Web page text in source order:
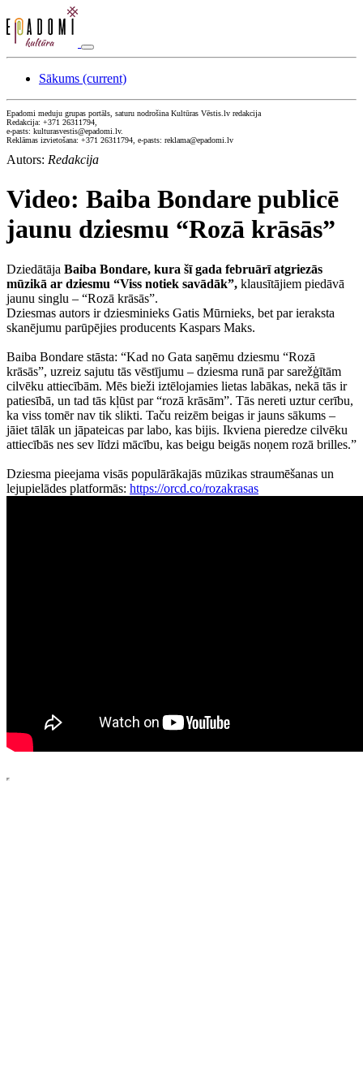
Sākums (current)
Epadomi meduju grupas portāls, saturu nodrošina Kultūras Vēstis.lv redakcija
Redakcija: +371 26311794,
e-pasts: kulturasvestis@epadomi.lv.
Reklāmas izvietošana: +371 26311794, e-pasts: reklama@epadomi.lv
Autors: Redakcija
Video: Baiba Bondare publicē
jaunu dziesmu “Rozā krāsās”
Dziedātāja Baiba Bondare, kura šī gada februārī atgriezās
mūzikā ar dziesmu “Viss notiek savādāk”, klausītājiem piedāvā
jaunu singlu – “Rozā krāsās”.
Dziesmas autors ir dziesminieks Gatis Mūrnieks, bet par ieraksta
skanējumu parūpējies producents Kaspars Maks.
Baiba Bondare stāsta: “Kad no Gata saņēmu dziesmu “Rozā
krāsās”, uzreiz sajutu tās vēstījumu – dziesma runā par sarežģītām
cilvēku attiecībām. Mēs bieži iztēlojamies lietas labākas, nekā tās ir
patiesībā, un tad tās kļūst par “rozā krāsām”. Tās nereti uztur cerību,
ka viss tomēr nav tik slikti. Taču reizēm beigas ir jauns sākums –
jāiet tālāk un jāpateicas par labo, kas bijis. Ikviena pieredze cilvēku
attiecībās nes sev līdzi mācību, kas beigu beigās noņem rozā brilles.”
Dziesma pieejama visās populārākajās mūzikas straumēšanas un
lejupielādes platformās: https://orcd.co/rozakrasas